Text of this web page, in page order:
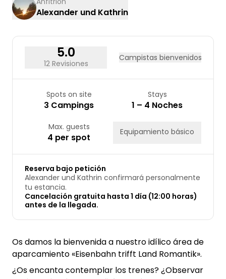
24
25 26 27
Alexander und Kathrin
5.0
12 Revisiones
Campistas bienvenidos
Spots on site
3 Campings
Stays
1 – 4 Noches
Max. guests
4 per spot Equipamiento básico
Reserva bajo petición
Alexander und Kathrin confirmará personalmente
tu estancia.
Cancelación gratuita hasta 1 día (12:00 horas)
antes de la llegada.
Os damos la bienvenida a nuestro idílico área de
aparcamiento «Eisenbahn trifft Land Romantik».
¿Os encanta contemplar los trenes? ¿Observar